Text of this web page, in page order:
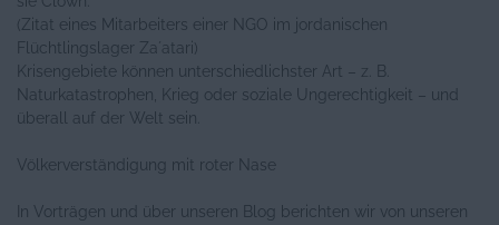
(Zitat eines Mitarbeiters einer NGO im jordanischen
Flüchtlingslager Za´atari)
Krisengebiete können unterschiedlichster Art – z. B.
Naturkatastrophen, Krieg oder soziale Ungerechtigkeit – und
überall auf der Welt sein.
Völkerverständigung mit roter Nase
In Vorträgen und über unseren Blog berichten wir von unseren